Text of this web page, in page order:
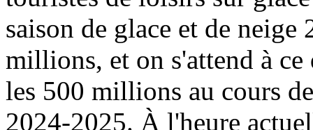
saison de glace et de neige
millions, et on s'attend à ce
les 500 millions au cours
2024-2025. À l'heure